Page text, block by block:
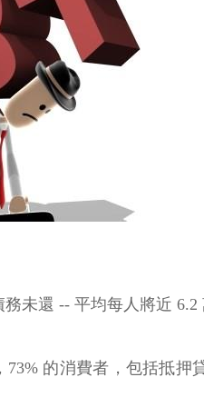
未還 -- 平均每人將近 6.2
的消費者，包括抵